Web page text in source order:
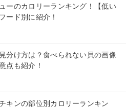
ーのカロリーランキング！【低い
ード別に紹介！
分け方は？食べられない貝の画像
点も紹介！
キンの部位別カロリーランキン